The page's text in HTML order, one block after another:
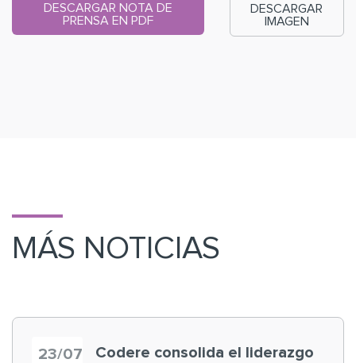
DESCARGAR NOTA DE
PRENSA EN PDF
DESCARGAR
IMAGEN
MÁS NOTICIAS
23/07
Codere consolida el liderazgo